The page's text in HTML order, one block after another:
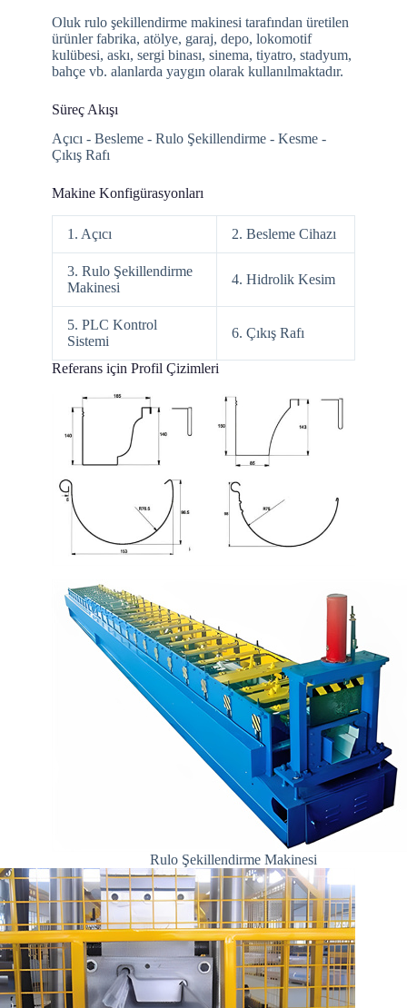
Oluk rulo şekillendirme makinesi tarafından üretilen
ürünler fabrika, atölye, garaj, depo, lokomotif
kulübesi, askı, sergi binası, sinema, tiyatro, stadyum,
bahçe vb. alanlarda yaygın olarak kullanılmaktadır.
Süreç Akışı
Açıcı - Besleme - Rulo Şekillendirme - Kesme -
Çıkış Rafı
Makine Konfigürasyonları
1. Açıcı 2. Besleme Cihazı
3. Rulo Şekillendirme
Makinesi
4. Hidrolik Kesim
5. PLC Kontrol
Sistemi
6. Çıkış Rafı
Referans için Profil Çizimleri
Rulo Şekillendirme Makinesi